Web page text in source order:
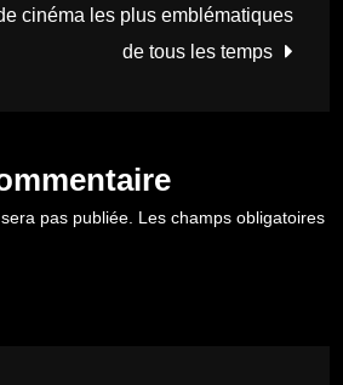
cinéma les plus emblématiques
de tous les temps
pas publiée. Les champs obligatoires